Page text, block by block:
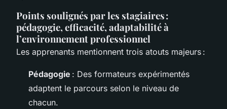
Points soulignés par les stagiaires :
pédagogie, efficacité, adaptabilité à
l’environnement professionnel
Les apprenants mentionnent trois atouts majeurs :
Pédagogie : Des formateurs expérimentés
adaptent le parcours selon le niveau de
chacun.